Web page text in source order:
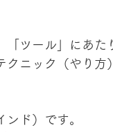
ツール」にあた
ニック（やり方
ド）です。